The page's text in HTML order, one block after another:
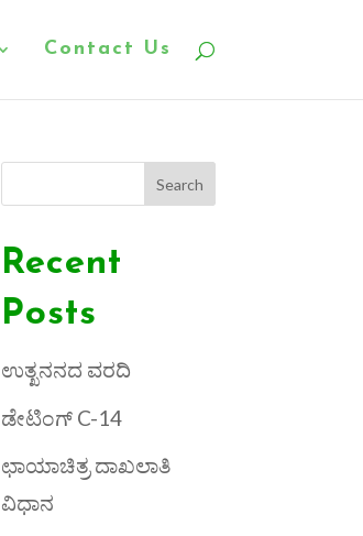
Contact Us
Search
Recent
Posts
ಉತ್ಖನನದ ವರದಿ
ಡೇಟಿಂಗ್ C-14
ಛಾಯಾಚಿತ್ರ ದಾಖಲಾತಿ
ವಿಧಾನ